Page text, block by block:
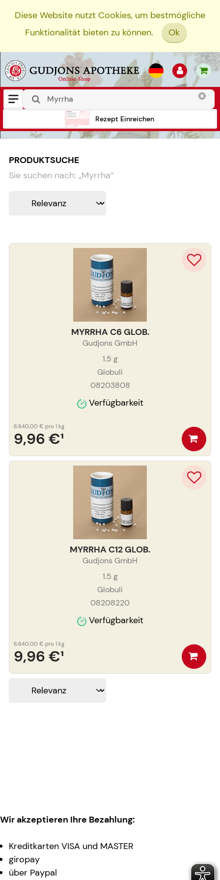
Diese Website nutzt Cookies, um bestmögliche
Funktionalität bieten zu können.
Ok
Rezept Einreichen
PRODUKTSUCHE
Sie suchen nach: „Myrrha“
MYRRHA C6 GLOB.
Gudjons GmbH
1.5 g
Globuli
08203808
Verfügbarkeit
9,96 €¹
6.640,00 € pro 1 kg
MYRRHA C12 GLOB.
Gudjons GmbH
1.5 g
Globuli
08208220
Verfügbarkeit
9,96 €¹
6.640,00 € pro 1 kg
Wir akzeptieren Ihre Bezahlung:
Kreditkarten VISA und MASTER
giropay
über Paypal